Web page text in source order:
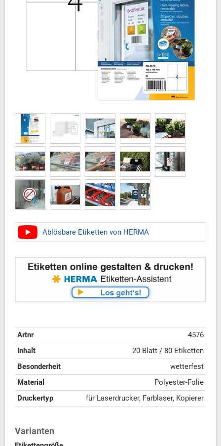
Ablösbare Etiketten von HERMA
Artnr
4576
Inhalt
20 Blatt / 80 Etiketten
Besonderheit
wetterfest
Material
Polyester-Folie
Druckertyp
für Laserdrucker, Farblaser, Kopierer
Varianten